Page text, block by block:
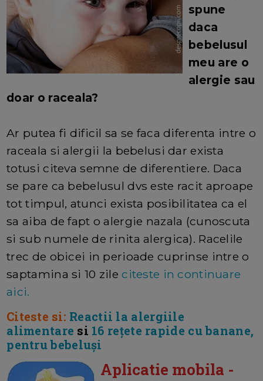
spune
daca
bebelusul
meu are o
alergie sau
doar o raceala?
Ar putea fi dificil sa se faca diferenta intre o
raceala si alergii la bebelusi dar exista
totusi citeva semne de diferentiere. Daca
se pare ca bebelusul dvs este racit aproape
tot timpul, atunci exista posibilitatea ca el
sa aiba de fapt o alergie nazala (cunoscuta
si sub numele de rinita alergica). Racelile
trec de obicei in perioade cuprinse intre o
saptamina si 10 zileciteste in continuare
aici.
Citeste si: Reactii la alergiile
alimentare si 16 rețete rapide cu banane,
pentru bebeluși
Aplicatie mobila -